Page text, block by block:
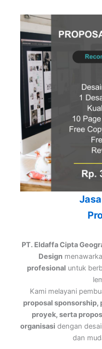
PT. Eldaffa Cipta
Design
profesional untuk
Kami melayani
proposal sponsorship,
proyek, serta
organisasi dengan
dan